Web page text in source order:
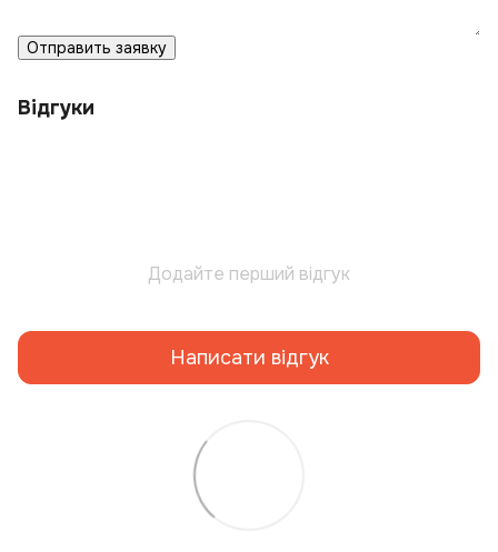
Отправить заявку
Відгуки
Додайте перший відгук
Написати відгук